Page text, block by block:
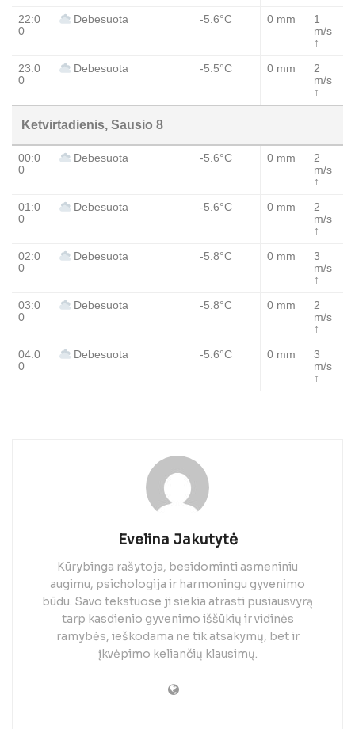
22:0
0
Debesuota -5.6°C 0 mm
1
m/s
↑
23:0
0
Debesuota -5.5°C 0 mm
2
m/s
↑
Ketvirtadienis, Sausio 8
00:0
0
Debesuota -5.6°C 0 mm
2
m/s
↑
01:0
0
Debesuota -5.6°C 0 mm
2
m/s
↑
02:0
0
Debesuota -5.8°C 0 mm
3
m/s
↑
03:0
0
Debesuota -5.8°C 0 mm
2
m/s
↑
04:0
0
Debesuota -5.6°C 0 mm
3
m/s
↑
Evelina Jakutytė
Kūrybinga rašytoja, besidominti asmeniniu
augimu, psichologija ir harmoningu gyvenimo
būdu. Savo tekstuose ji siekia atrasti pusiausvyrą
tarp kasdienio gyvenimo iššūkių ir vidinės
ramybės, ieškodama ne tik atsakymų, bet ir
įkvėpimo keliančių klausimų.